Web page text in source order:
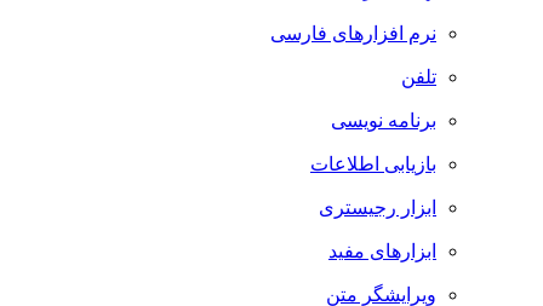
نرم افزارهای فارسی
تلفن
برنامه نویسی
بازیابی اطلاعات
ابزار رجیستری
ابزارهای مفید
ویرایشگر متن